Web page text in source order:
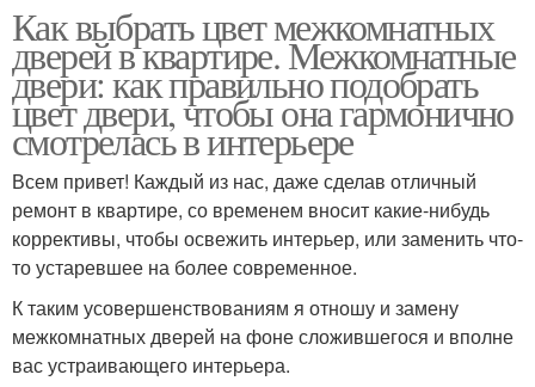
Как выбрать цвет межкомнатных
дверей в квартире. Межкомнатные
двери: как правильно подобрать
цвет двери, чтобы она гармонично
смотрелась в интерьере
Всем привет! Каждый из нас, даже сделав отличный
ремонт в квартире, со временем вносит какие-нибудь
коррективы, чтобы освежить интерьер, или заменить что-
то устаревшее на более современное.
К таким усовершенствованиям я отношу и замену
межкомнатных дверей на фоне сложившегося и вполне
вас устраивающего интерьера.